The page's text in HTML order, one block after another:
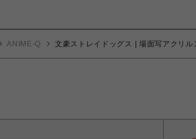
ANIME-Q 文豪ストレイドッグス | 場面写アクリ